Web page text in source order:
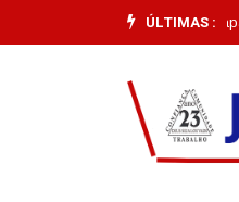
ÚLTIMAS :
“Pet Desaparecido”